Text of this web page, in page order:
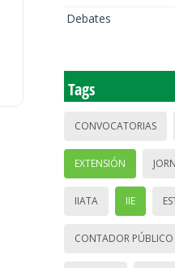
Debates
Tags
CONVOCATORIAS
EXTENSIÓN
IIATA IIE
CONTADOR PÚBLICO